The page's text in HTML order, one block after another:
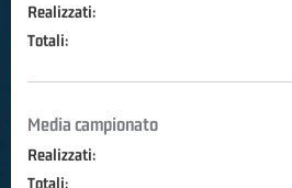
Realizzati:
Totali:
Media campionato
Realizzati:
Totali: